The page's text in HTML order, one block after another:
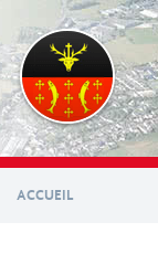
contenu
principal
ACCUEIL